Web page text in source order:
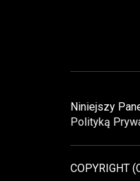
Niniejszy
Polityką
COPYRIGHT